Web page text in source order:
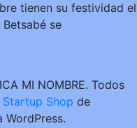
tienen su festividad el
se
MI NOMBRE. Todos
Startup Shop de
WordPress.